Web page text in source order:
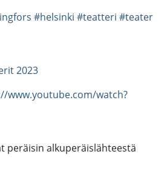
#helsinki #teatteri #teater
2023
www.youtube.com/watch?
peräisin alkuperäislähteestä